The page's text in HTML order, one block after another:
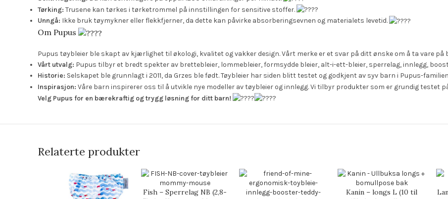
Tørking: Trusene kan tørkes i tørketrommel på innstillingen for sensitive stoffer.
Unngå: Ikke bruk tøymykner eller flekkfjerner, da dette kan påvirke absorberingsevnen og materialets levetid.
Om Pupus
Pupus tøybleier ble skapt av kjærlighet til økologi, kvalitet og vakker design. Vårt merke er et svar på ditt ønske om å ta vare på
Vårt utvalg: Pupus tilbyr et bredt spekter av brettebleier, lommebleier, formsydde bleier, alt-i-ett-bleier, sperrelag, innlegg,
Historie: Selskapet ble grunnlagt i 2011, da Grzes ble født. Tøybleier har siden blitt testet og godkjent av syv barn i Pupus-
Inspirasjon: Våre barn inspirerer oss til å utvikle nye modeller av tøybleier og innlegg. Vi tilbyr produkter som er grundig testet
Velg Pupus for en bærekraftig og trygg løsning for ditt barn!
Relaterte produkter
Fish – Sperrelag NB (2,8-
Kanin – longs L (10 til